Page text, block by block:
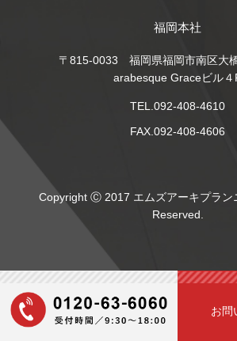
お問
福岡本社
〒815-0033 福岡県福岡市南区大
arabesque Graceビル４
TEL.092-408-4610
FAX.092-408-4606
Copyright Ⓒ 2017 エムズアーキプラン
Reserved.